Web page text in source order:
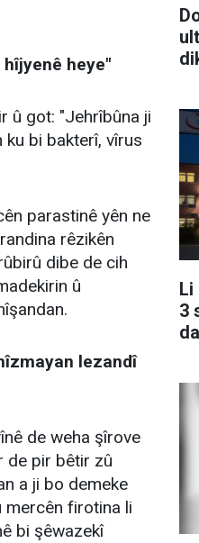
heye"
û got: "Jehrîbûna ji
bi bakterî, vîrus
parastinê yên ne
rêzikên
dibe de cih
û
lezandî
de weha şîrove
de pir bêtir zû
a ji bo demeke
mercên firotina li
bi şêwazekî
Li
3
da